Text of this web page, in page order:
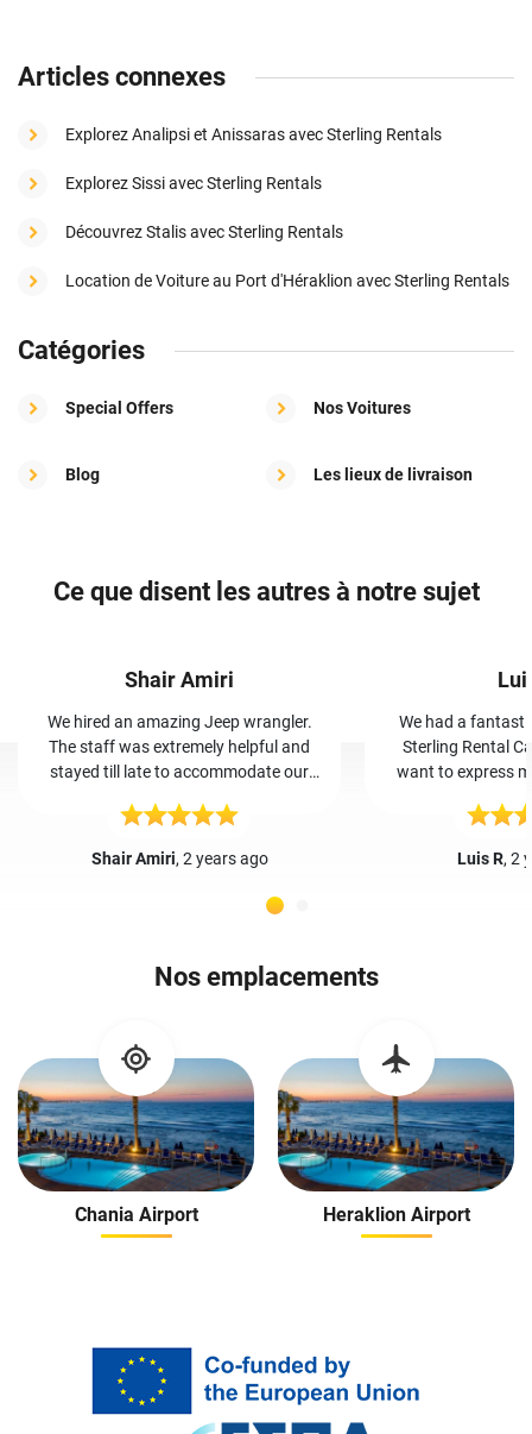
Articles connexes
Explorez Analipsi et Anissaras avec Sterling Rentals
Explorez Sissi avec Sterling Rentals
Découvrez Stalis avec Sterling Rentals
Location de Voiture au Port d'Héraklion avec Sterling Rentals
Catégories
Special Offers Nos Voitures
Blog Les lieux de livraison
Ce que disent les autres à notre sujet
Shair Amiri
We hired an amazing Jeep wrangler.
The staff was extremely helpful and
stayed till late to accommodate our
cheap, and friendly car rental place I’ve
Shair Amiri, 2 years ago
We had a
Sterling Rental
want to express
Iris greeted us
our trip hassle-free. Iris and her team's
Luis R, 2
Nos emplacements
Chania Airport Heraklion Airport